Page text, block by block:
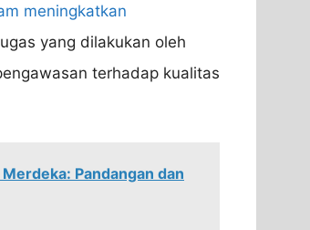
meningkatkan
yang dilakukan oleh
terhadap kualitas
Pandangan dan